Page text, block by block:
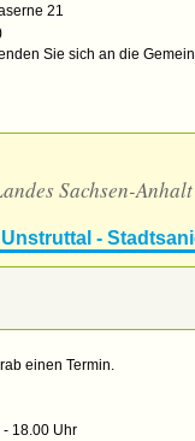
21
Sie sich an die
Sachsen-Anhalt
-
einen Termin.
18.00 Uhr